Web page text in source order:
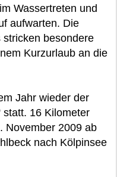
Wassertreten und
aufwarten. Die
besondere
Kurzurlaub an die
Jahr wieder der
statt. 16 Kilometer
November 2009 ab
nach Kölpinsee